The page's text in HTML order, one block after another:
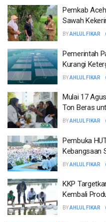
Pemkab
Sawah
BYAHLUL FIKAR
Pemerintah
Kurangi
BYAHLUL FIKAR
Mulai 17
Ton Beras
BYAHLUL FIKAR
Pembuka
Kebangsaan
BYAHLUL FIKAR
KKP
Kembali
BYAHLUL FIKAR